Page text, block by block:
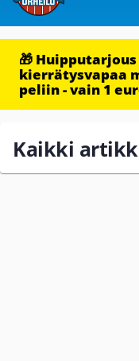
🎁
kierrätysvapaa
peliin - vain 1
Kaikki